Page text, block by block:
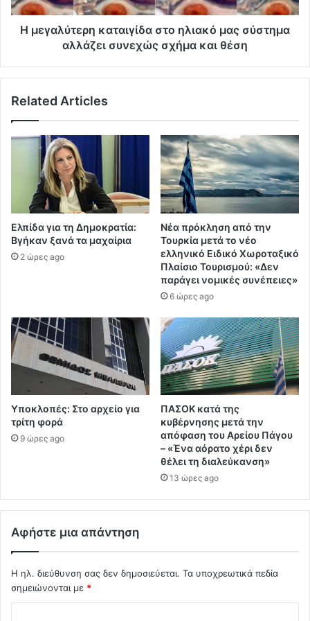
Η μεγαλύτερη καταιγίδα στο ηλιακό μας σύστημα
αλλάζει συνεχώς σχήμα και θέση
Related Articles
Ελπίδα για τη Δημοκρατία:
Βγήκαν ξανά τα μαχαίρια
2 ώρες ago
Νέα πρόκληση από την
Τουρκία μετά το νέο
ελληνικό Ειδικό Χωροταξικό
Πλαίσιο Τουρισμού: «Δεν
παράγει νομικές συνέπειες»
6 ώρες ago
Υποκλοπές: Στο αρχείο για
τρίτη φορά
9 ώρες ago
ΠΑΣΟΚ κατά της
κυβέρνησης μετά την
απόφαση του Αρείου Πάγου
– «Ένα αόρατο χέρι δεν
θέλει τη διαλεύκανση»
13 ώρες ago
Αφήστε μια απάντηση
Η ηλ. διεύθυνση σας δεν δημοσιεύεται. Τα υποχρεωτικά πεδία
σημειώνονται με *